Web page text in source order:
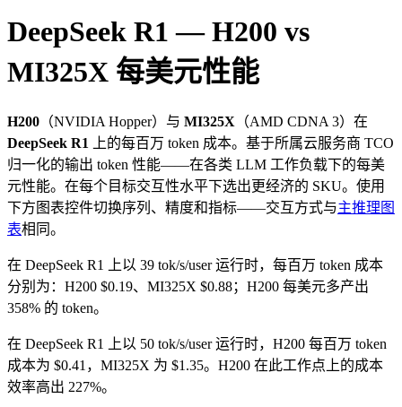
DeepSeek R1 — H200 vs
MI325X 每美元性能
H200 （NVIDIA Hopper）与 MI325X （AMD CDNA 3）在
DeepSeek R1
上的每百万 token 成本。基于所属云服务商 TCO
归一化的输出 token 性能——在各类 LLM 工作负载下的每美
元性能。在每个目标交互性水平下选出更经济的 SKU。使用
下方图表控件切换序列、精度和指标——交互方式与主推理图
表相同。
在 DeepSeek R1 上以 39 tok/s/user 运行时，每百万 token 成本
分别为：H200 $0.19、MI325X $0.88；H200 每美元多产出
358% 的 token。
在 DeepSeek R1 上以 50 tok/s/user 运行时，H200 每百万 token
成本为 $0.41，MI325X 为 $1.35。H200 在此工作点上的成本
效率高出 227%。